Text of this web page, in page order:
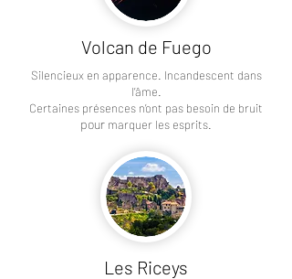
Volcan de Fuego
Silencieux en apparence. Incandescent dans
l’âme.
Certaines présences n’ont pas besoin de bruit
pour marquer les esprits.
Les Riceys